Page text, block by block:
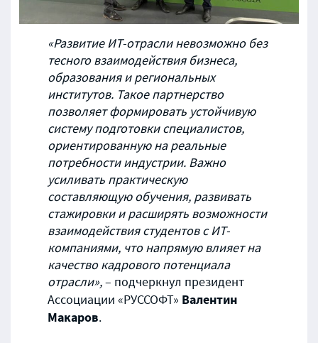
«Развитие ИТ-отрасли невозможно без
тесного взаимодействия бизнеса,
образования и региональных
институтов. Такое партнерство
позволяет формировать устойчивую
систему подготовки специалистов,
ориентированную на реальные
потребности индустрии. Важно
усиливать практическую
составляющую обучения, развивать
стажировки и расширять возможности
взаимодействия студентов с ИТ-
компаниями, что напрямую влияет на
качество кадрового потенциала
отрасли»,– подчеркнул президент
Ассоциации «РУССОФТ» Валентин
Макаров.